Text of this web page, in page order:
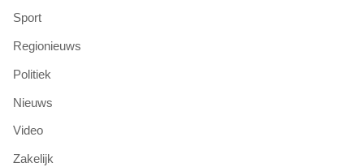
Sport
Regionieuws
Politiek
Nieuws
Video
Zakelijk